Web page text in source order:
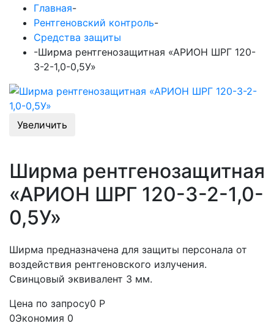
Главная-
Рентгеновский контроль-
Средства защиты
-Ширма рентгенозащитная «АРИОН ШРГ 120-
3-2-1,0-0,5У»
Увеличить
Ширма рентгенозащитная
«АРИОН ШРГ 120-3-2-1,0-
0,5У»
Ширма предназначена для защиты персонала от
воздействия рентгеновского излучения.
Свинцовый эквивалент 3 мм.
Цена по запросу0 Р
0Экономия 0